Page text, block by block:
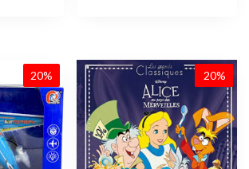
20% NEW
20%